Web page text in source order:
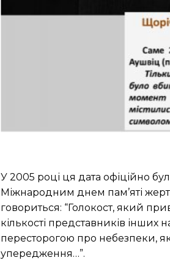
У 2005 році ця дата офіційно
Міжнародним днем пам’яті
говориться: “Голокост, який
кількості представників
пересторогою про небезпеки,
упередження…”.